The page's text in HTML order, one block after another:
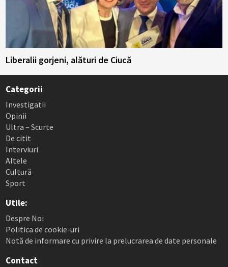
Liberalii gorjeni, alături de Ciucă
Categorii
Investigatii
Opinii
Ultra – Scurte
De citit
Interviuri
Altele
Cultură
Sport
Utile:
Despre Noi
Politica de cookie-uri
Notă de informare cu privire la prelucrarea de date personale
Contact